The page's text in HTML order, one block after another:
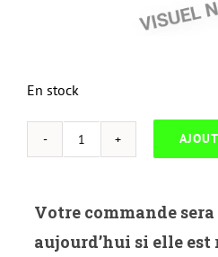
En stock
quantité
KY.TK5215Y-
KYOCERA
Votre commande
aujourd’hui si elle est